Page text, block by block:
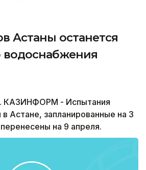
Астаны останется
водоснабжения
КАЗИНФОРМ - Испытания
Астане, запланированные на 3
на 9 апреля.